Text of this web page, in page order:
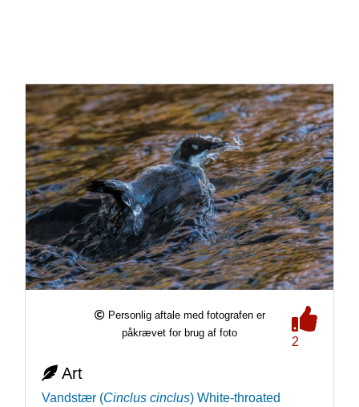
Personlig aftale med fotografen er
påkrævet for brug af foto
2
Art
Vandstær (Cinclus cinclus) White-throated